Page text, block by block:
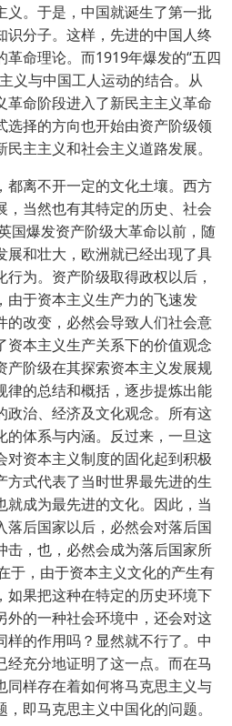
义。于是，中国就诞生了第一批
识分子。这样，先进的中国人终
命理论。而1919年爆发的“五四
义与中国工人运动的结合。从
革命阶段进入了新民主主义革命
选择的方向也开始由资产阶级领
主主义和社会主义道路发展。
离不开一定的文化土壤。西方
，当然也有其特定的历史、社会
国爆发资产阶级大革命以前，随
展和壮大，欧洲就已经出现了具
为。资产阶级取得政权以后，
由于资本主义生产力的飞速发
的改变，必然会导致人们社会意
资本主义生产关系下的价值观念
产阶级在其探索资本主义发展规
律的总结和概括，逐步提炼出能
政治、经济及文化观念。所有这
的体系与内涵。反过来，一旦这
对资本主义制度的固化起到积极
方式代表了当时世界最先进的生
就成为最先进的文化。因此，当
落后国家以后，必然会对落后国
击，也，必然会成为落后国家所
于，由于资本主义文化的产生有
如果把这种在特定的历史环境下
外的一种社会环境中，还会对这
的作用吗？显然就不行了。中
经充分地证明了这一点。而在马
同样存在着如何将马克思主义与
即马克思主义中国化的问题。